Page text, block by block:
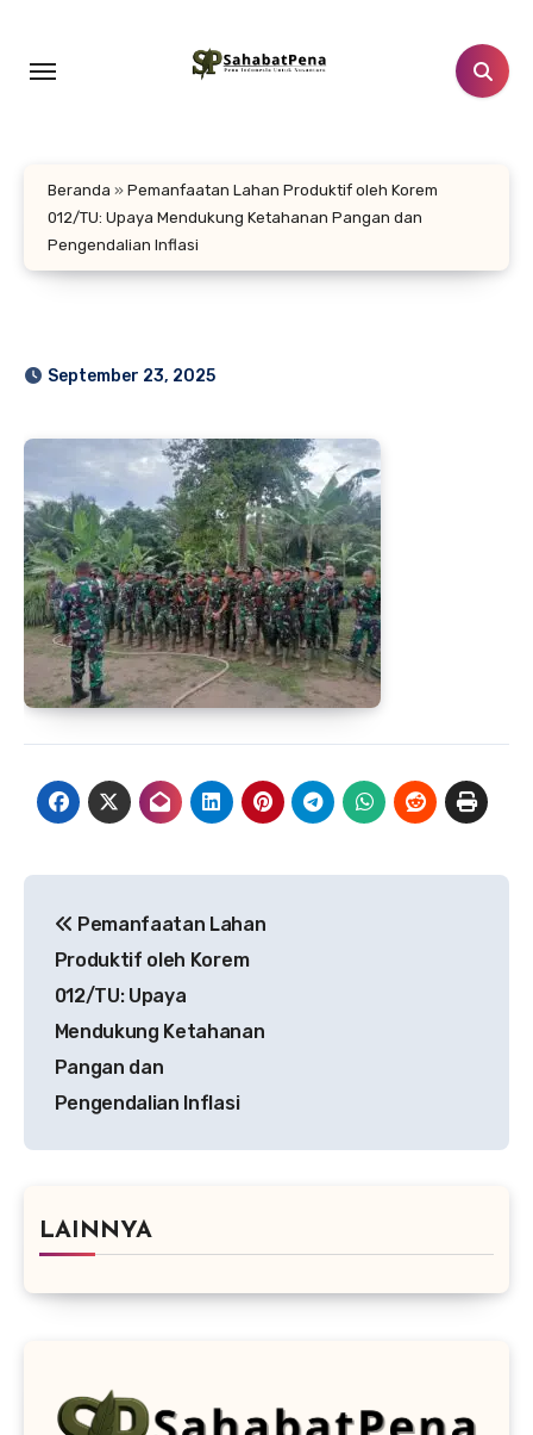
konten
Beranda » Pemanfaatan Lahan Produktif oleh Korem
012/TU: Upaya Mendukung Ketahanan Pangan dan
Pengendalian Inflasi
September 23, 2025
pos
Pemanfaatan Lahan
Produktif oleh Korem
012/TU: Upaya
Mendukung Ketahanan
Pangan dan
Pengendalian Inflasi
LAINNYA